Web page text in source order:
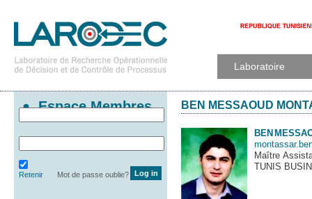
Laboratoire
BEN MESSAOUD
BEN
Maître
TUNIS
Espace Membres
Retenir Mot de passe oublie?